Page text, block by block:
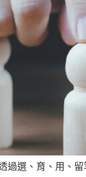
過選、育、用、